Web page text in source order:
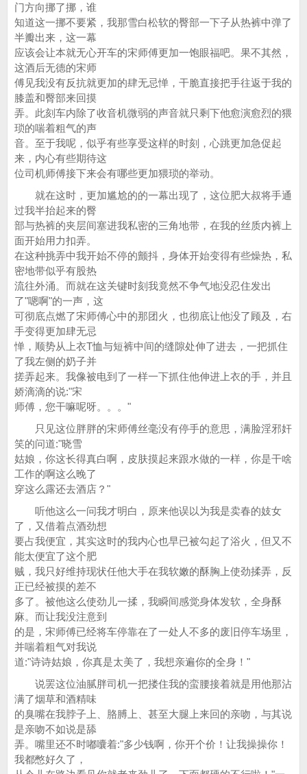
门方向挪了挪，谁
知道这一挪不要紧，我那雪白松软的臀部一下子从热裤中弹了
半瓣出来，这一幕
应该会让本就无心开车的宋师傅更加一饱眼福吧。果不其然，
这酒后无德的宋师
傅见我没有反抗就更加的肆无忌惮，干脆直接把手往返于我的
膝盖和臀部来回摸
弄。此刻车内除了收音机微弱的声音就只剩下他愈演愈烈的猥
琐的喘着粗气的声
音。至于我呢，似乎有些享受这样的时刻，心跳更加急促起
来，内心有些期待这
位司机师傅接下来会有哪些更加猥琐的举动。
就在这时，更加尴尬的的一幕出现了，这位肥大叔将手通
过我半抬起来的臀
部与热裤的夹层间塞进我私密的三角地带，在我的丝质内裤上
面开始用力扣弄。
在这种挑弄中我开始不停的颤抖，身体开始变得有些燥热，私
密地带似乎有股热
流往外涌。而就在这关键时刻我竟然不争气地没忍住发出
了"嗯啊"的一声，这
可彻底点燃了宋师傅心中的那团火，也彻底让他没了顾及，右
手变得更加肆无忌
惮，顺势从上衣T恤与短裤中间的缝隙处伸了进去，一把抓住
了我左侧的奶子并
搓弄起来。我像被电到了一样一下抓住他伸进上衣的手，并且
娇滴滴的说:"宋
师傅，您干嘛呢呀。。。"
只见这位胖胖的宋师傅丝毫没有停手的意思，满脸淫邪奸
笑的问道:"晓雪
姑娘，你这长得真白啊，皮肤摸起来跟水做的一样，你是干啥
工作的啊这么晚了
穿这么露还去酒店？"
听他这么一问我才明白，原来他误以为我是卖春的妓女
了，又借着点酒劲想
要占我便宜，其实这时的我内心也早已被勾起了浴火，但又不
能太便宜了这个肥
贼，我只好维持现状任他大手在我软嫩的酥胸上使劲揉弄，反
正已经被摸的差不
多了。被他这么使劲儿一揉，我瞬间感觉身体发软，全身酥
麻。而让我没注意到
的是，宋师傅已经将车停靠在了一处人不多的废旧停车场里，
并喘着粗气对我说
道:"诗诗姑娘，你真是太美了，我想亲遍你的全身！"
说罢这位油腻胖司机一把搂住我的蛮腰接着就是用他那沾
满了烟草和酒精味
的臭嘴在我脖子上、胳膊上、甚至大腿上来回的亲吻，与其说
是亲吻不如说是舔
弄。嘴里还不时嘟囔着:"多少钱啊，你开个价！让我操操你！
我都憋好久了，